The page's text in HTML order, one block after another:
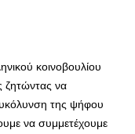
κοινοβουλίου
ζητώντας να
της ψήφου
να συμμετέχουμε